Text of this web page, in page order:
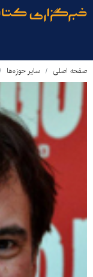
صفحه اصلی سایر حوزه‌ها